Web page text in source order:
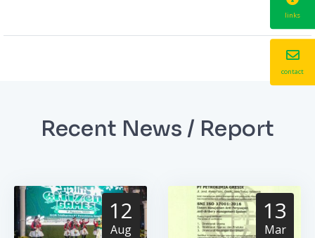
Recent News / Report
12
Aug
13
Mar
links
contact